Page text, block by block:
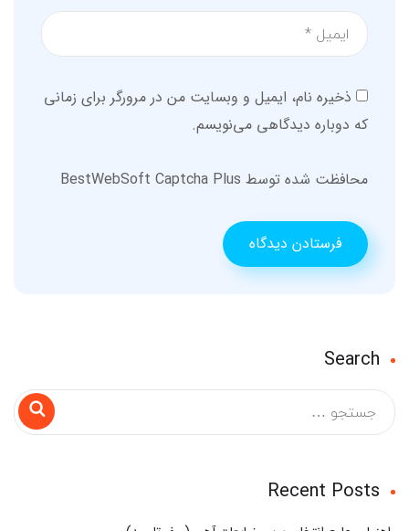
ذخیره نام، ایمیل و وبسایت من در مرورگر برای زمانی
که دوباره دیدگاهی می‌نویسم.
محافظت شده توسط BestWebSoft Captcha Plus
Search
Recent Posts